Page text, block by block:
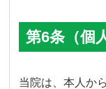
第6条（個
当院は、本人か